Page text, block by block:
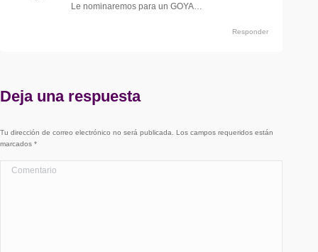
Le nominaremos para un GOYA…
Responder
Deja una respuesta
Tu dirección de correo electrónico no será publicada. Los campos requeridos están
marcados *
Comentario